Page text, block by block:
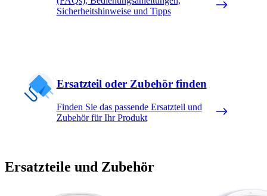
Sicherheitshinweise und Tipps
Ersatzteil oder Zubehör finden
Finden Sie das passende Ersatzteil und
Zubehör für Ihr Produkt
Ersatzteile und Zubehör